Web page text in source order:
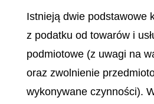
Istnieją dwie podstawowe
z podatku od towarów i
podmiotowe (z uwagi na
oraz zwolnienie
wykonywane czynności).